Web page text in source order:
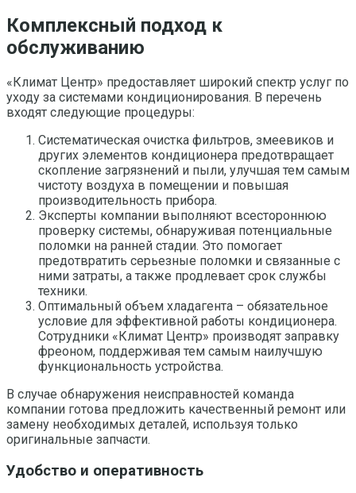
Комплексный подход к
обслуживанию
«Климат Центр» предоставляет широкий спектр услуг по
уходу за системами кондиционирования. В перечень
входят следующие процедуры:
Систематическая очистка фильтров, змеевиков и
других элементов кондиционера предотвращает
скопление загрязнений и пыли, улучшая тем самым
чистоту воздуха в помещении и повышая
производительность прибора.
Эксперты компании выполняют всестороннюю
проверку системы, обнаруживая потенциальные
поломки на ранней стадии. Это помогает
предотвратить серьезные поломки и связанные с
ними затраты, а также продлевает срок службы
техники.
Оптимальный объем хладагента – обязательное
условие для эффективной работы кондиционера.
Сотрудники «Климат Центр» производят заправку
фреоном, поддерживая тем самым наилучшую
функциональность устройства.
В случае обнаружения неисправностей команда
компании готова предложить качественный ремонт или
замену необходимых деталей, используя только
оригинальные запчасти.
Удобство и оперативность